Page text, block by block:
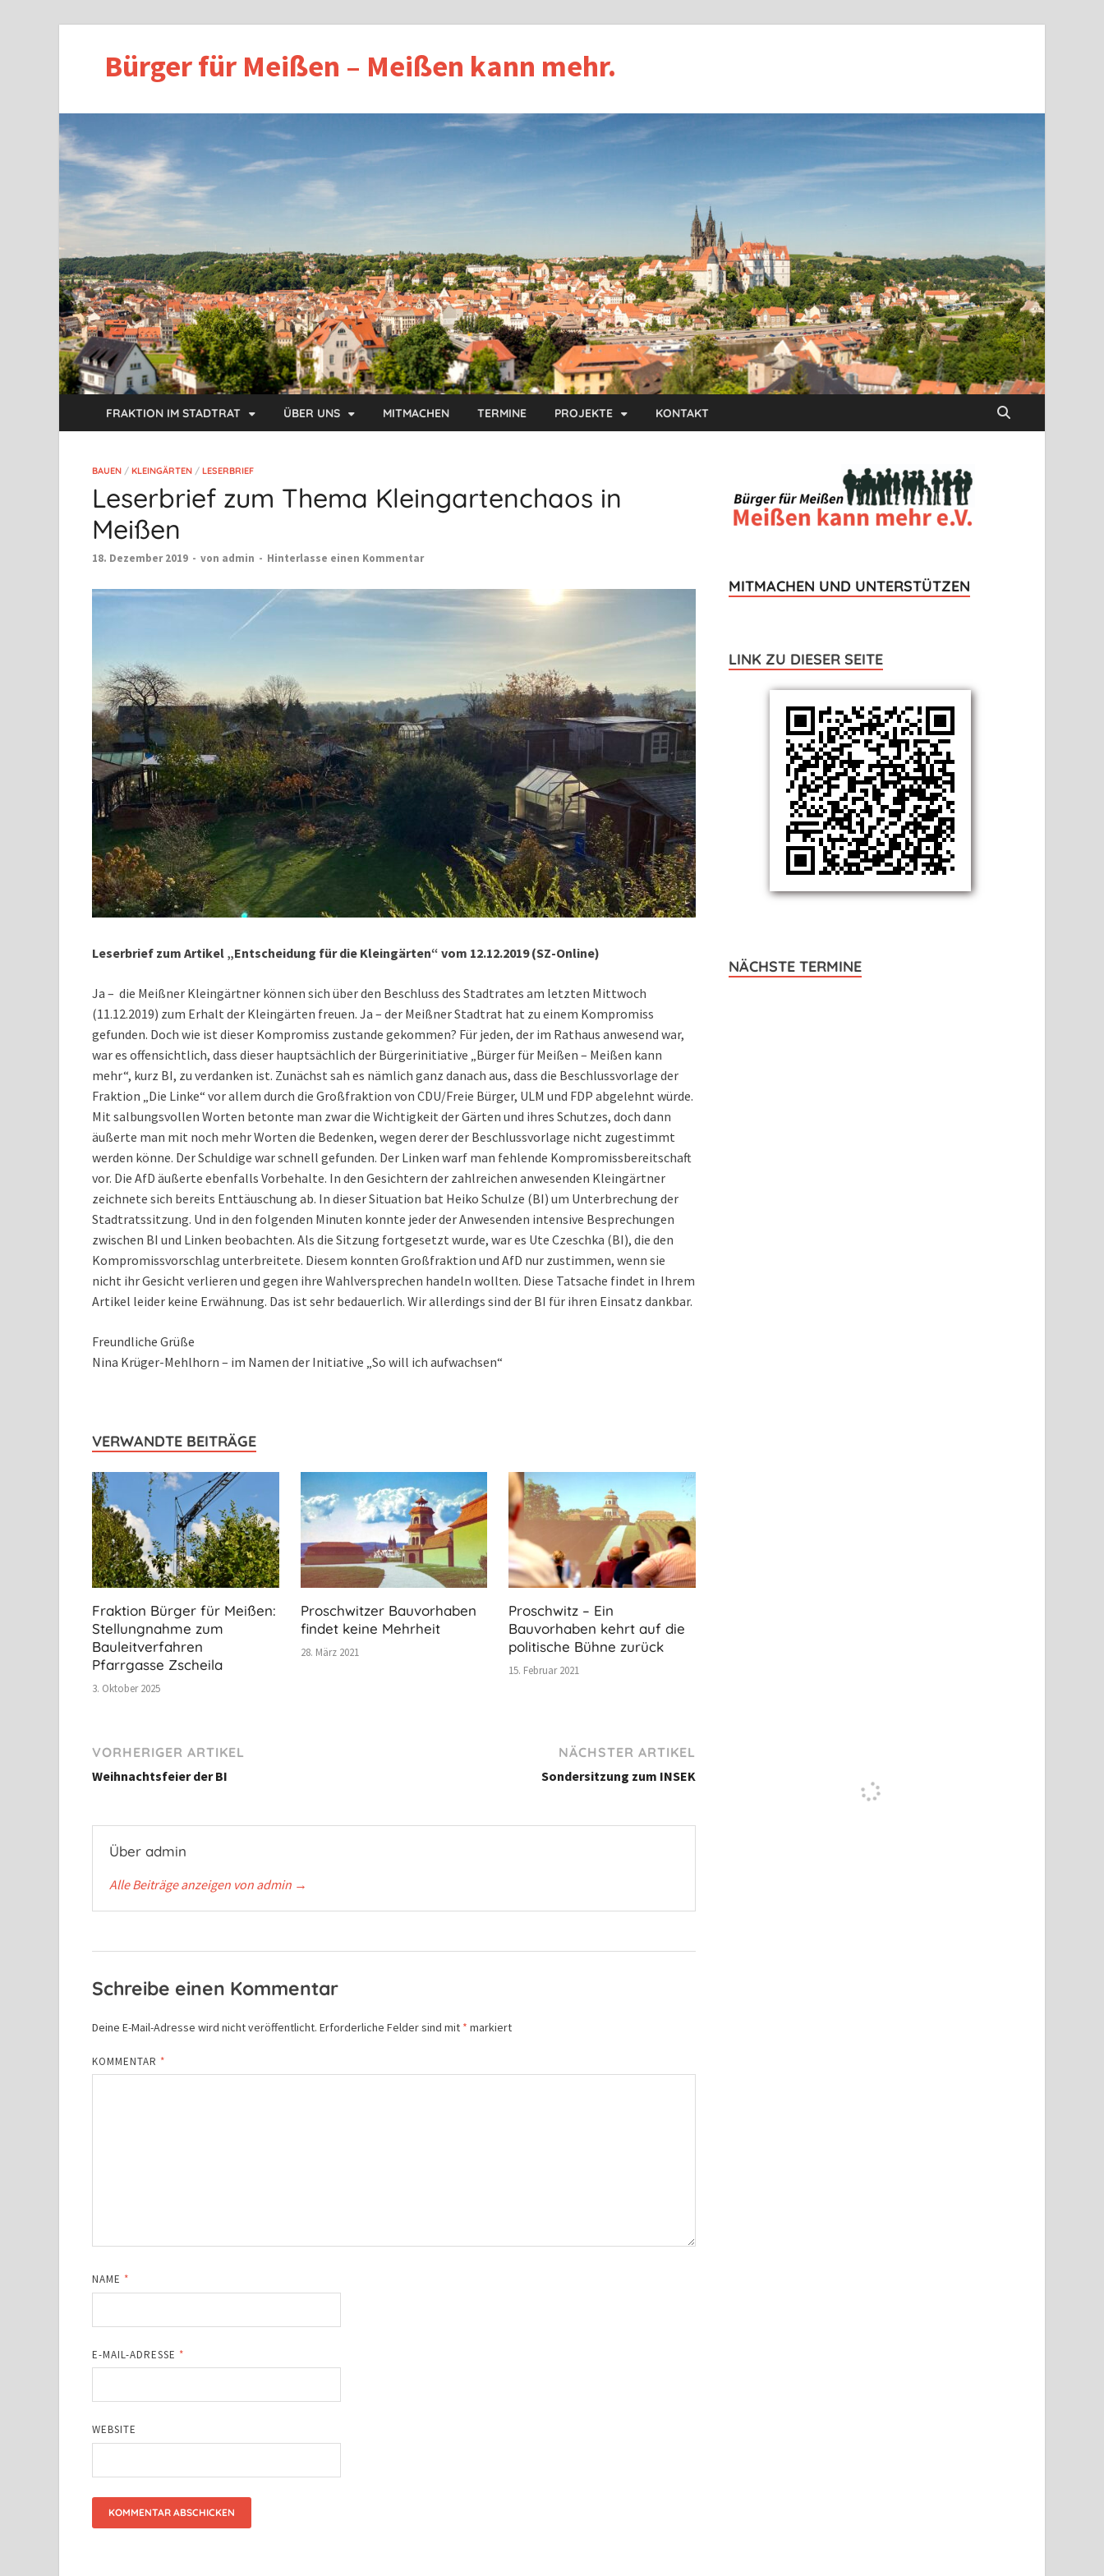
Bürger für Meißen – Meißen kann mehr.
FRAKTION IM STADTRAT ÜBER UNS MITMACHEN TERMINE PROJEKTE KONTAKT
BAUEN / KLEINGÄRTEN / LESERBRIEF
Leserbrief zum Thema Kleingartenchaos in
Meißen
18. Dezember 2019 - von admin - Hinterlasse einen Kommentar
Leserbrief zum Artikel „Entscheidung für die Kleingärten“ vom 12.12.2019 (SZ-Online)
Ja – die Meißner Kleingärtner können sich über den Beschluss des Stadtrates am letzten Mittwoch
(11.12.2019) zum Erhalt der Kleingärten freuen. Ja – der Meißner Stadtrat hat zu einem Kompromiss
gefunden. Doch wie ist dieser Kompromiss zustande gekommen? Für jeden, der im Rathaus anwesend war,
war es offensichtlich, dass dieser hauptsächlich der Bürgerinitiative „Bürger für Meißen – Meißen kann
mehr“, kurz BI, zu verdanken ist. Zunächst sah es nämlich ganz danach aus, dass die Beschlussvorlage der
Fraktion „Die Linke“ vor allem durch die Großfraktion von CDU/Freie Bürger, ULM und FDP abgelehnt würde.
Mit salbungsvollen Worten betonte man zwar die Wichtigkeit der Gärten und ihres Schutzes, doch dann
äußerte man mit noch mehr Worten die Bedenken, wegen derer der Beschlussvorlage nicht zugestimmt
werden könne. Der Schuldige war schnell gefunden. Der Linken warf man fehlende Kompromissbereitschaft
vor. Die AfD äußerte ebenfalls Vorbehalte. In den Gesichtern der zahlreichen anwesenden Kleingärtner
zeichnete sich bereits Enttäuschung ab. In dieser Situation bat Heiko Schulze (BI) um Unterbrechung der
Stadtratssitzung. Und in den folgenden Minuten konnte jeder der Anwesenden intensive Besprechungen
zwischen BI und Linken beobachten. Als die Sitzung fortgesetzt wurde, war es Ute Czeschka (BI), die den
Kompromissvorschlag unterbreitete. Diesem konnten Großfraktion und AfD nur zustimmen, wenn sie
nicht ihr Gesicht verlieren und gegen ihre Wahlversprechen handeln wollten. Diese Tatsache findet in Ihrem
Artikel leider keine Erwähnung. Das ist sehr bedauerlich. Wir allerdings sind der BI für ihren Einsatz dankbar.
Freundliche Grüße
Nina Krüger-Mehlhorn – im Namen der Initiative „So will ich aufwachsen“
VERWANDTE BEITRÄGE
Fraktion Bürger für Meißen:
Stellungnahme zum
Bauleitverfahren
Pfarrgasse Zscheila
3. Oktober 2025
Proschwitzer Bauvorhaben
findet keine Mehrheit
28. März 2021
Proschwitz – Ein
Bauvorhaben kehrt auf die
politische Bühne zurück
15. Februar 2021
VORHERIGER ARTIKEL
Weihnachtsfeier der BI
NÄCHSTER ARTIKEL
Sondersitzung zum INSEK
Über admin
Alle Beiträge anzeigen von admin →
Schreibe einen Kommentar
Deine E-Mail-Adresse wird nicht veröffentlicht. Erforderliche Felder sind mit * markiert
KOMMENTAR *
NAME *
E-MAIL-ADRESSE *
WEBSITE
MITMACHEN UND UNTERSTÜTZEN
LINK ZU DIESER SEITE
NÄCHSTE TERMINE